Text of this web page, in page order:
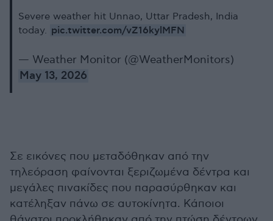
Severe weather hit Unnao, Uttar Pradesh, India
today. pic.twitter.com/vZ16kylMFN
— Weather Monitor (@WeatherMonitors)
May 13, 2026
Σε εικόνες που μεταδόθηκαν από την
τηλεόραση φαίνονται ξεριζωμένα δέντρα και
μεγάλες πινακίδες που παρασύρθηκαν και
κατέληξαν πάνω σε αυτοκίνητα. Κάποιοι